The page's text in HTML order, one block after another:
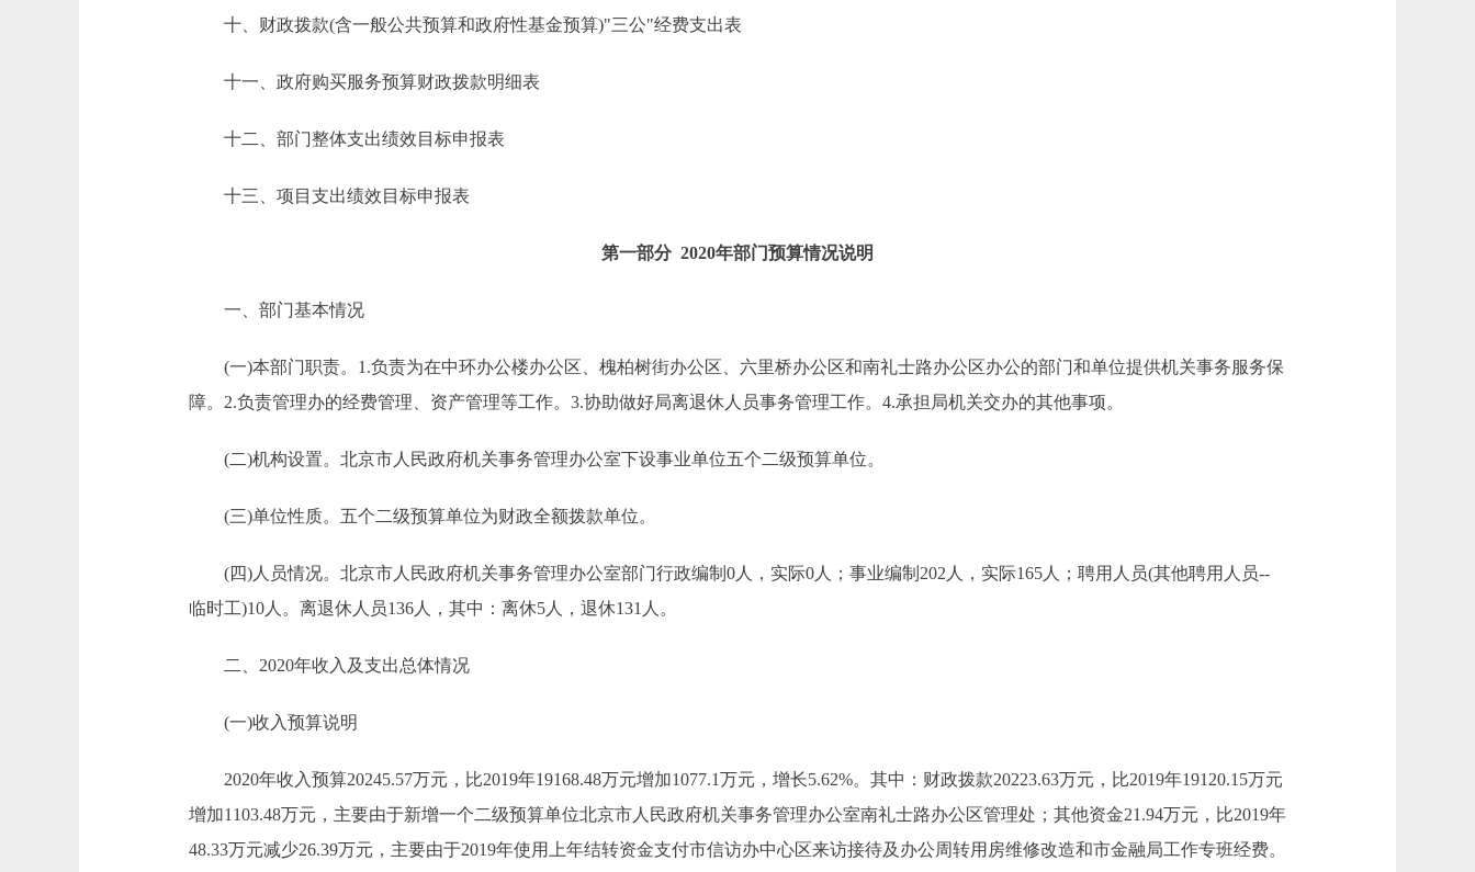
十、财政拨款(含一般公共预算和政府性基金预算)"三公"经费支出表
十一、政府购买服务预算财政拨款明细表
十二、部门整体支出绩效目标申报表
十三、项目支出绩效目标申报表
第一部分 2020年部门预算情况说明
一、部门基本情况
(一)本部门职责。1.负责为在中环办公楼办公区、槐柏树街办公区、六里桥办公区和南礼士路办公区办公的部门和单位提供机关事务服务保
障。2.负责管理办的经费管理、资产管理等工作。3.协助做好局离退休人员事务管理工作。4.承担局机关交办的其他事项。
(二)机构设置。北京市人民政府机关事务管理办公室下设事业单位五个二级预算单位。
(三)单位性质。五个二级预算单位为财政全额拨款单位。
(四)人员情况。北京市人民政府机关事务管理办公室部门行政编制0人，实际0人；事业编制202人，实际165人；聘用人员(其他聘用人员--
临时工)10人。离退休人员136人，其中：离休5人，退休131人。
二、2020年收入及支出总体情况
(一)收入预算说明
2020年收入预算20245.57万元，比2019年19168.48万元增加1077.1万元，增长5.62%。其中：财政拨款20223.63万元，比2019年19120.15万元
增加1103.48万元，主要由于新增一个二级预算单位北京市人民政府机关事务管理办公室南礼士路办公区管理处；其他资金21.94万元，比2019年
48.33万元减少26.39万元，主要由于2019年使用上年结转资金支付市信访办中心区来访接待及办公周转用房维修改造和市金融局工作专班经费。